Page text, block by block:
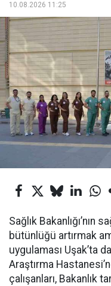
10.08.2026 11:25
Sağlık Bakanlığı’nın
bütünlüğü artırmak
uygulaması Uşak’ta
Araştırma
çalışanları, Bakanlık